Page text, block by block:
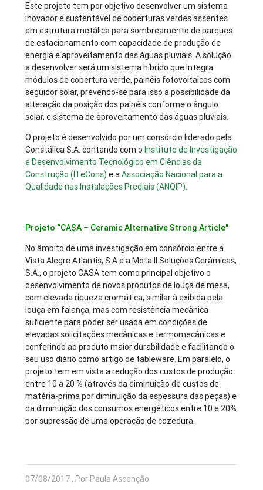
Este projeto tem por objetivo desenvolver um sistema
inovador e sustentável de coberturas verdes assentes
em estrutura metálica para sombreamento de parques
de estacionamento com capacidade de produção de
energia e aproveitamento das águas pluviais. A solução
a desenvolver será um sistema híbrido que integra
módulos de cobertura verde, painéis fotovoltaicos com
seguidor solar, prevendo-se para isso a possibilidade da
alteração da posição dos painéis conforme o ângulo
solar, e sistema de aproveitamento das águas pluviais.
O projeto é desenvolvido por um consórcio liderado pela
Constálica S.A. contando com o Instituto de Investigação
e Desenvolvimento Tecnológico em Ciências da
Construção (ITeCons) e aAssociação Nacional para a
Qualidade nas Instalações Prediais (ANQIP).
Projeto “CASA – Ceramic Alternative Strong Article"
No âmbito de uma investigação em consórcio entre a
Vista Alegre Atlantis, S.A e a Mota II Soluções Cerâmicas,
S.A., o projeto CASA tem como principal objetivo o
desenvolvimento de novos produtos de louça de mesa,
com elevada riqueza cromática, similar à exibida pela
louça em faiança, mas com resistência mecânica
suficiente para poder ser usada em condições de
elevadas solicitações mecânicas e termomecânicas e
conferindo ao produto maior durabilidade e facilitando o
seu uso diário como artigo de tableware. Em paralelo, o
projeto tem em vista a redução dos custos de produção
entre 10 a 20 % (através da diminuição de custos de
matéria-prima por diminuição da espessura das peças) e
da diminuição dos consumos energéticos entre 10 e 20%
por supressão de uma operação de cozedura.
07/08/2017 , Por Paula Ascenção